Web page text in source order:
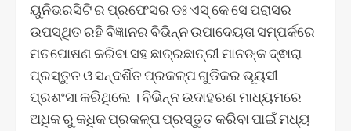
ୟୁନିଭରସିଟି ର ପ୍ରଫେସର ଡଃ ଏସ୍ କେ ସେ ପରାସର
ଉପସ୍ଥିତ ରହି ବିଜ୍ଞାନର ବିଭିନ୍ନ ଉପାଦେୟତା ସମ୍ପର୍କରେ
ମତପୋଷଣ କରିବା ସହ ଛାତ୍ରଛାତ୍ରୀ ମାନଙ୍କ ଦ୍ଵାରା
ପ୍ରସ୍ତୁତ ଓ ସନ୍ଦର୍ଶିତ ପ୍ରକଳ୍ପ ଗୁଡିକର ଭୂୟସୀ
ପ୍ରଶଂସା କରିଥିଲେ । ବିଭିନ୍ନ ଉଦାହରଣ ମାଧ୍ୟମରେ
ଅଧିକ ରୁ କଧିକ ପ୍ରକଳ୍ପ ପ୍ରସ୍ତୁତ କରିବା ପାଇଁ ମଧ୍ୟ